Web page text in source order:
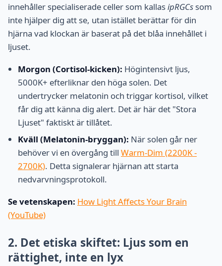
innehåller specialiserade celler som kallasipRGCs som
inte hjälper dig att se, utan istället berättar för din
hjärna vad klockan är baserat på det blåa innehållet i
ljuset.
Morgon (Cortisol-kicken): Högintensivt ljus,
5000K+ efterliknar den höga solen. Det
undertrycker melatonin och triggar kortisol, vilket
får dig att känna dig alert. Det är här det "Stora
Ljuset" faktiskt är tillåtet.
Kväll (Melatonin-bryggan): När solen går ner
behöver vi en övergång till Warm-Dim (2200K -
2700K). Detta signalerar hjärnan att starta
nedvarvningsprotokoll.
Se vetenskapen: How Light Affects Your Brain
(YouTube)
2. Det etiska skiftet: Ljus som en
rättighet, inte en lyx